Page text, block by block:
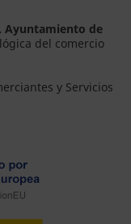
Ayuntamiento de
del comercio
y Servicios